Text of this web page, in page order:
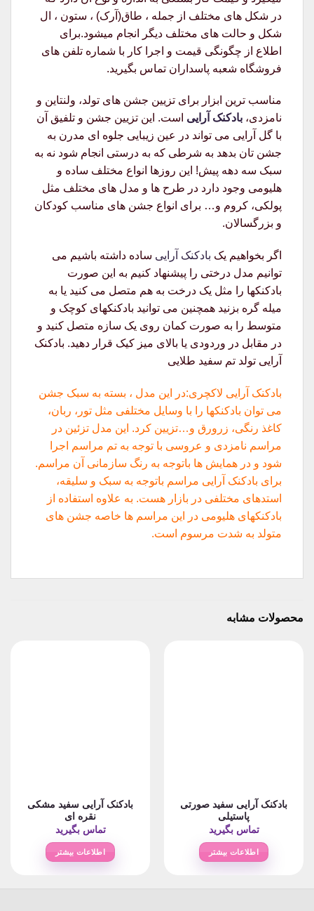
در شکل های مختلف از جمله ، طاق(آرک) ، ستون ، ال
شکل و حالت های مختلف دیگر انجام میشود.برای
اطلاع از چگونگی قیمت و اجرا کار با شماره تلفن های
فروشگاه شعبه پاسداران تماس بگیرید.
مناسب ترین ابزار برای تزیین جشن های تولد، ولنتاین و
نامزدی، بادکنک آرایی است. این تزیین جشن و تلفیق آن
با گل آرایی می تواند در عین زیبایی جلوه ای مدرن به
جشن تان بدهد به شرطی که به درستی انجام شود نه به
سبک سه دهه پیش! این روزها انواع مختلف ساده و
هلیومی وجود دارد در طرح ها و مدل های مختلف مثل
پولکی، کروم و… برای انواع جشن های مناسب کودکان
و بزرگسالان.
اگر بخواهیم یک بادکنک آرایی ساده داشته باشیم می
توانیم مدل درختی را پیشنهاد کنیم به این صورت
بادکنکها را مثل یک درخت به هم متصل می کنید یا به
میله گره بزنید همچنین می توانید بادکنکهای کوچک و
متوسط را به صورت کمان روی یک سازه متصل کنید و
در مقابل در وردودی یا بالای میز کیک قرار دهید. بادکنک
آرایی تولد تم سفید طلایی
بادکنک آرایی لاکچری:در این مدل ، بسته به سبک جشن
می توان بادکنکها را با وسایل مختلفی مثل تور، ربان،
کاغذ رنگی، زرورق و…تزیین کرد. این مدل تزئین در
مراسم نامزدی و عروسی با توجه به تم مراسم اجرا
شود و در همایش ها باتوجه به رنگ سازمانی آن مراسم.
برای بادکنک آرایی مراسم باتوجه به سبک و سلیقه،
استدهای مختلفی در بازار هست. به علاوه استفاده از
بادکنکهای هلیومی در این مراسم ها خاصه جشن های
متولد به شدت مرسوم است.
محصولات مشابه
بادکنک آرایی سفید صورتی
پاستیلی
تماس بگیرید
اطلاعات بیشتر
بادکنک آرایی سفید مشکی
نقره ای
تماس بگیرید
اطلاعات بیشتر